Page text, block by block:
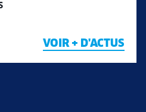
VOIR + D'ACTUS